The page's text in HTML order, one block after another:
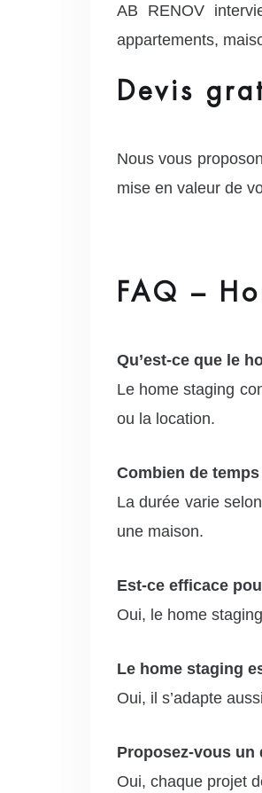
AB RENOV
appartements,
Devis
Nous vous
mise en valeur de
FAQ –
Qu’est-ce que le
Le home staging
ou la location.
Combien de
La durée varie
une maison.
Est-ce efficace
Oui, le home
Le home staging
Oui, il s’adapte
Proposez-vous
Oui, chaque projet